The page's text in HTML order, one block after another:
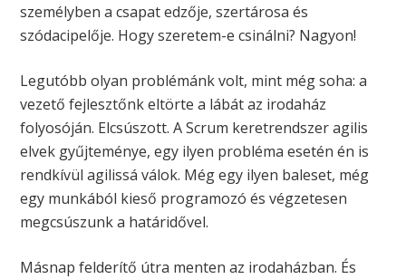
személyben a csapat edzője, szertárosa és
szódacipelője. Hogy szeretem-e csinálni? Nagyon!
Legutóbb olyan problémánk volt, mint még soha: a
vezető fejlesztőnk eltörte a lábát az irodaház
folyosóján. Elcsúszott. A Scrum keretrendszer agilis
elvek gyűjteménye, egy ilyen probléma esetén én is
rendkívül agilissá válok. Még egy ilyen baleset, még
egy munkából kieső programozó és végzetesen
megcsúszunk a határidővel.
Másnap felderítő útra menten az irodaházban. És